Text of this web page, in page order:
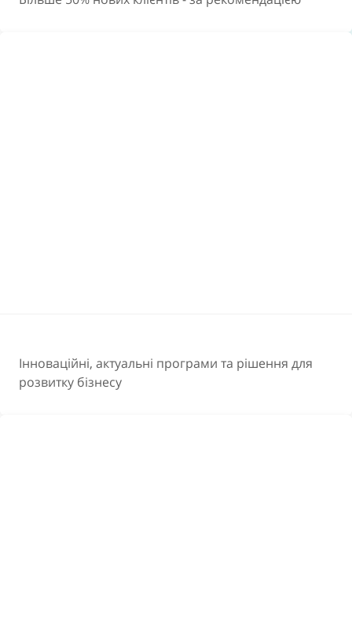
Інноваційні, актуальні програми та рішення для
розвитку бізнесу